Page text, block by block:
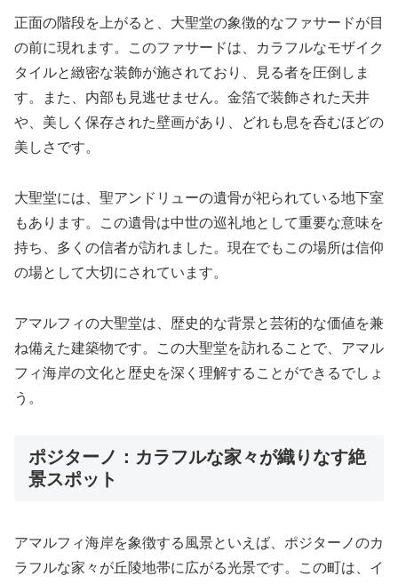
正面の階段を上がると、大聖堂の象徴的なファサードが目
の前に現れます。このファサードは、カラフルなモザイク
タイルと緻密な装飾が施されており、見る者を圧倒しま
す。また、内部も見逃せません。金箔で装飾された天井
や、美しく保存された壁画があり、どれも息を呑むほどの
美しさです。
大聖堂には、聖アンドリューの遺骨が祀られている地下室
もあります。この遺骨は中世の巡礼地として重要な意味を
持ち、多くの信者が訪れました。現在でもこの場所は信仰
の場として大切にされています。
アマルフィの大聖堂は、歴史的な背景と芸術的な価値を兼
ね備えた建築物です。この大聖堂を訪れることで、アマル
フィ海岸の文化と歴史を深く理解することができるでしょ
う。
ポジターノ：カラフルな家々が織りなす絶
景スポット
アマルフィ海岸を象徴する風景といえば、ポジターノのカ
ラフルな家々が丘陵地帯に広がる光景です。この町は、イ